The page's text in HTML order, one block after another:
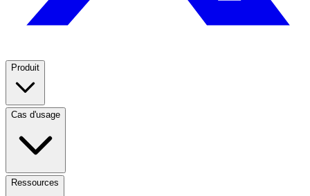
Produit
Cas d'usage
Ressources